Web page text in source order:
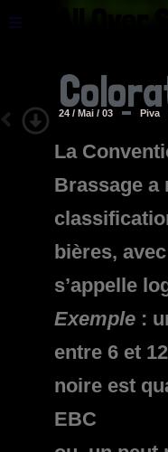
All Over
24 / Mai / 03 Piva
La
Brassage a
bières,
s’appelle
Exemple:
entre 6 et
noire est
EBC